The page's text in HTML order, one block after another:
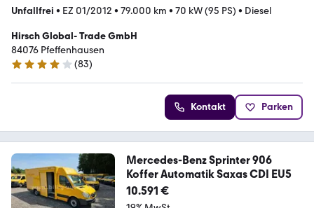
Unfallfrei • EZ 01/2012 • 79.000 km • 70 kW (95 PS) • Diesel
Hirsch Global- Trade GmbH
84076 Pfeffenhausen
4.2 Sterne
(83)
Kontakt Parken
Mercedes-Benz Sprinter 906
Koffer Automatik Saxas CDI EU5
10.591 €